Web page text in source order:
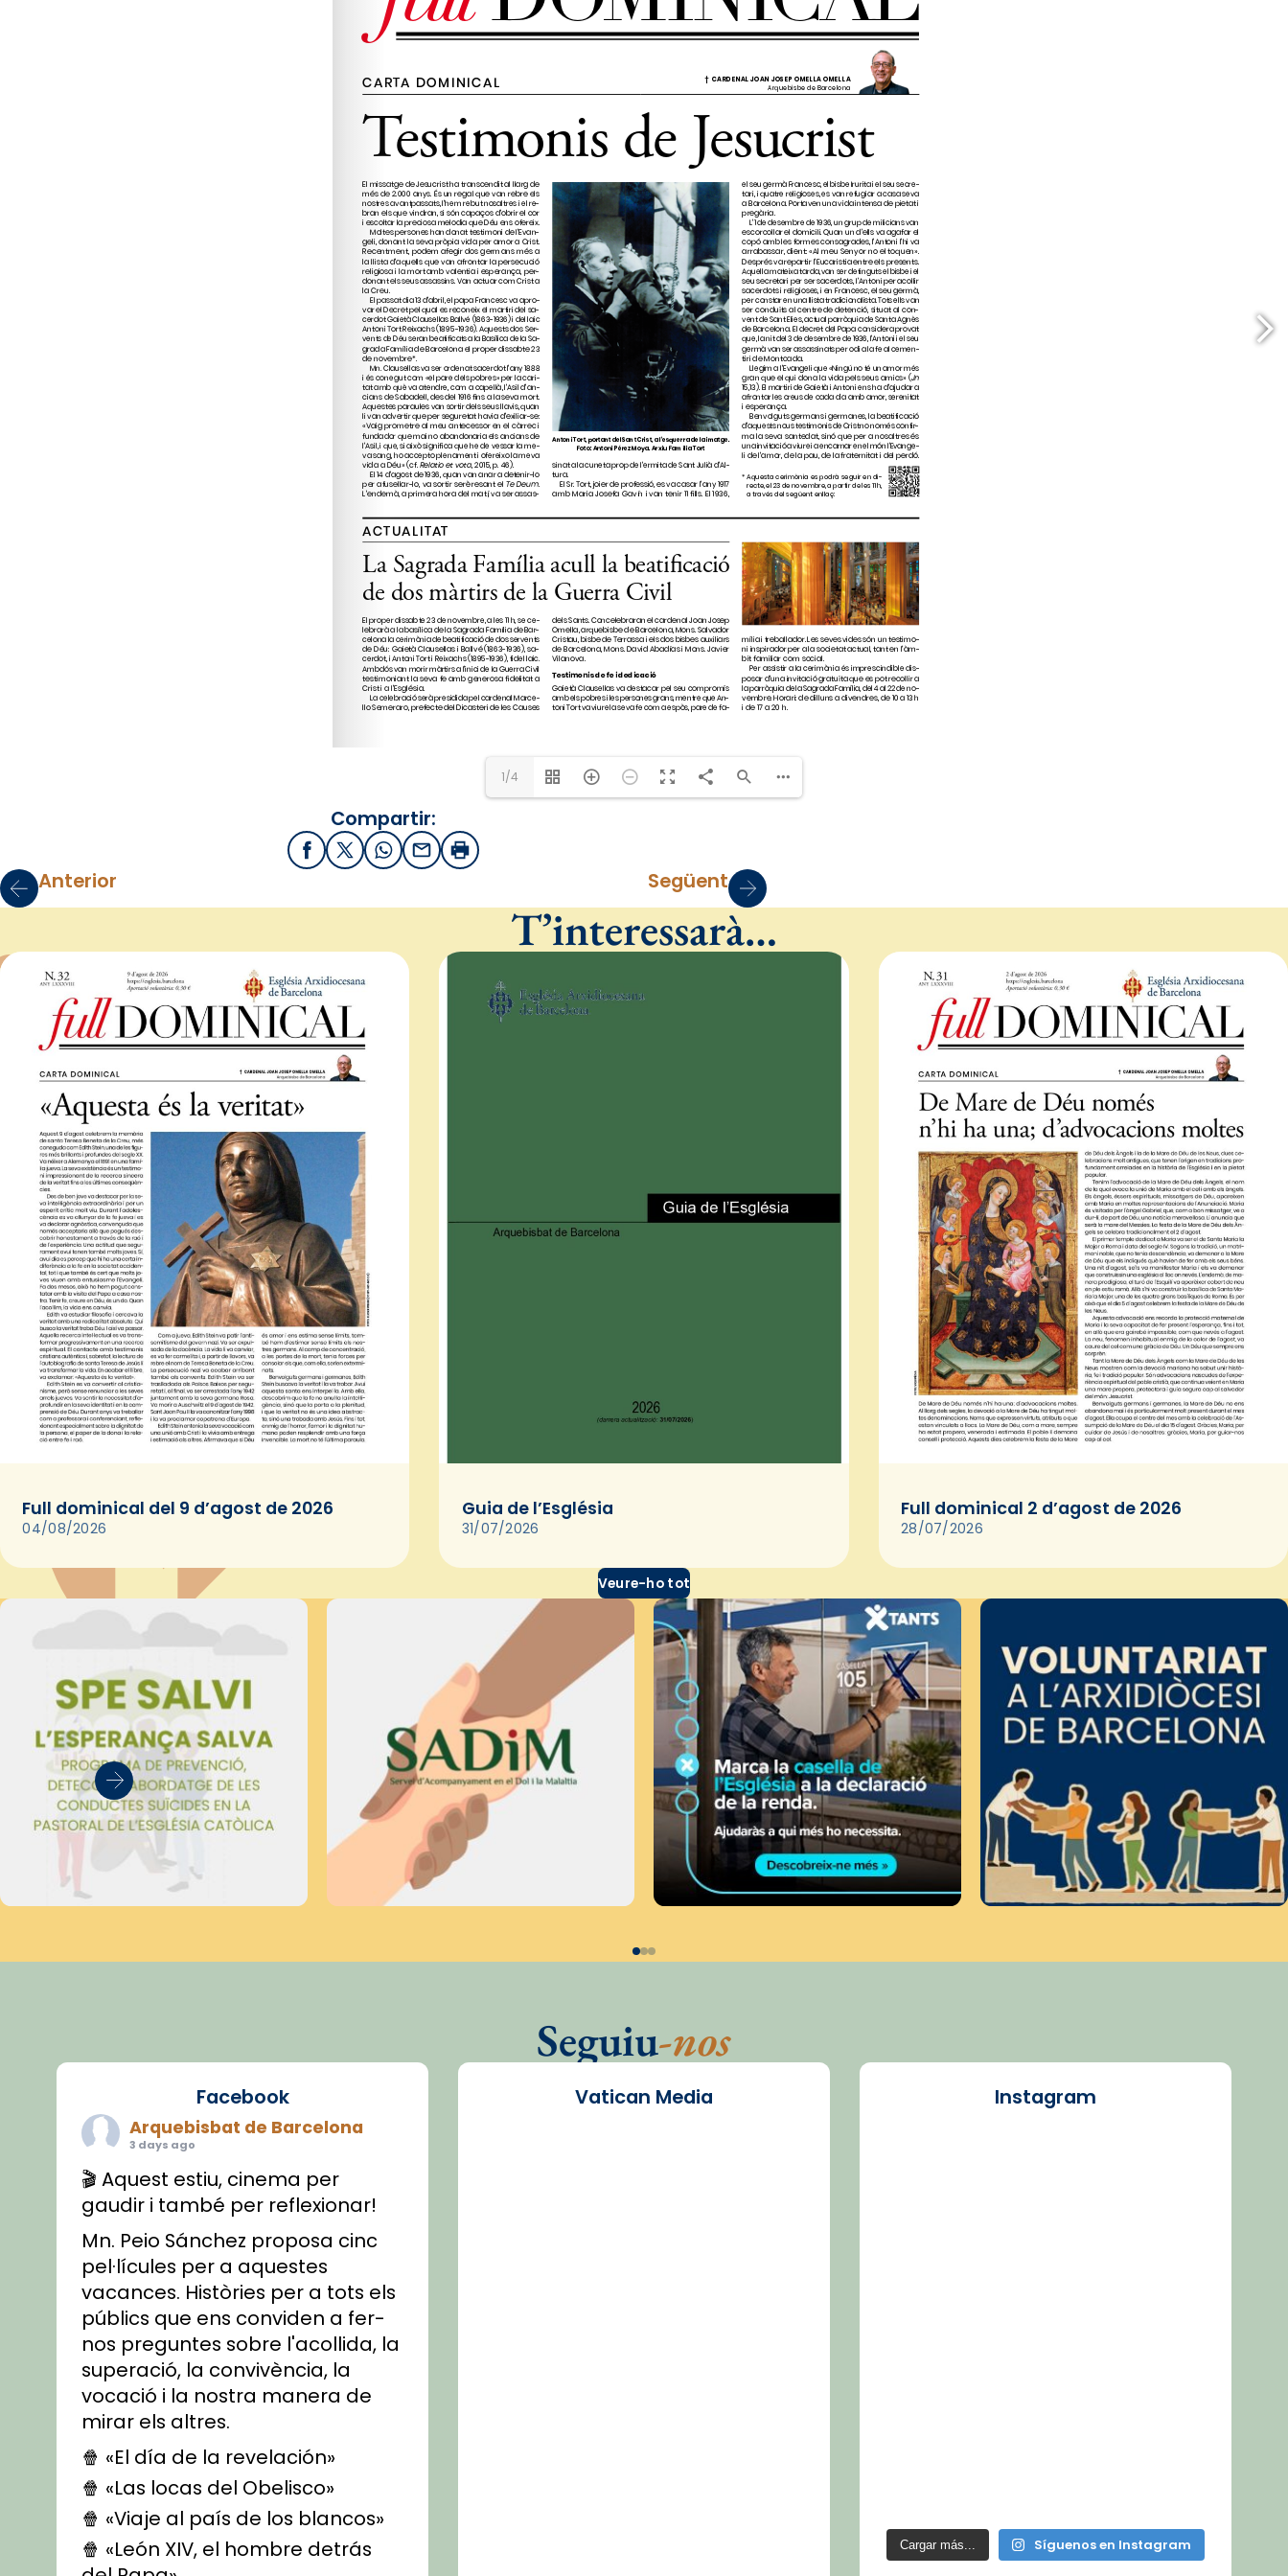
1/4
Compartir:
FacebookX / Twitter
WhatsApp
EmailImprimir
Anterior Següent
T’interessarà…
Full dominical del 9 d’agost de 2026
04/08/2026
Guia de l’Església
31/07/2026
Full dominical 2 d’agost de 2026
28/07/2026
Veure-ho tot
Seguiu-nos
Facebook
Arquebisbat de Barcelona
3 days ago
🎬 Aquest estiu, cinema per
gaudir i també per reflexionar!
Mn. Peio Sánchez proposa cinc
pel·lícules per a aquestes
vacances. Històries per a tots els
públics que ens conviden a fer-
nos preguntes sobre l'acollida, la
superació, la convivència, la
vocació i la nostra manera de
mirar els altres.
🍿 «El día de la revelación»
🍿 «Las locas del Obelisco»
🍿 «Viaje al país de los blancos»
🍿 «León XIV, el hombre detrás
Vatican Media Instagram
Cargar más... Síguenos en Instagram